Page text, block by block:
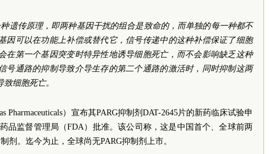
种遗传原理，即两种基因干扰的组合是致命的，而单独的每一种都不
因可以在功能上补偿或替代它，信号传递中的这种补偿保证了细胞
在第一个基因突变时特异性地诱导细胞死亡，而不会影响缺乏这种
号通路的抑制导致介导生存的第二个通路的激活时，同时抑制这两
细胞死亡。
Pharmaceuticals）宣布其PARG抑制剂DAT-2645片的新药临床试验申
品监督管理局（FDA）批准。该公司称，这是中国首个、全球前两
剂。迄今为止，全球尚无PARG抑制剂上市。